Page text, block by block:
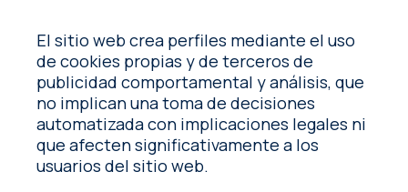
El sitio web crea perfiles mediante el uso
de cookies propias y de terceros de
publicidad comportamental y análisis, que
no implican una toma de decisiones
automatizada con implicaciones legales ni
que afecten significativamente a los
usuarios del sitio web.